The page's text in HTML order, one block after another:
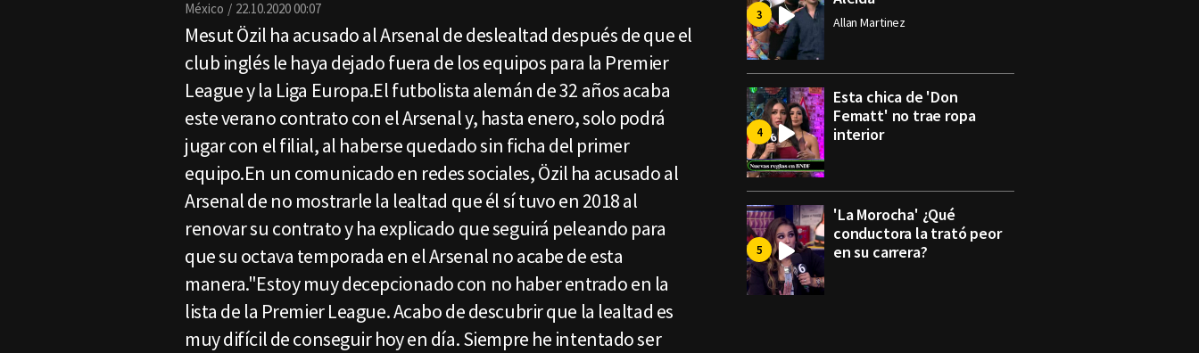
México 22.10.2020 00:07
Mesut Özil ha acusado al Arsenal de deslealtad después de que el
club inglés le haya dejado fuera de los equipos para la Premier
League y la Liga Europa.El futbolista alemán de 32 años acaba
este verano contrato con el Arsenal y, hasta enero, solo podrá
jugar con el filial, al haberse quedado sin ficha del primer
equipo.En un comunicado en redes sociales, Özil ha acusado al
Arsenal de no mostrarle la lealtad que él sí tuvo en 2018 al
renovar su contrato y ha explicado que seguirá peleando para
que su octava temporada en el Arsenal no acabe de esta
manera."Estoy muy decepcionado con no haber entrado en la
lista de la Premier League. Acabo de descubrir que la lealtad es
muy difícil de conseguir hoy en día. Siempre he intentado ser
Allan Martinez
Esta chica de 'Don
Fematt' no trae ropa
interior
'La Morocha' ¿Qué
conductora la trató peor
en su carrera?